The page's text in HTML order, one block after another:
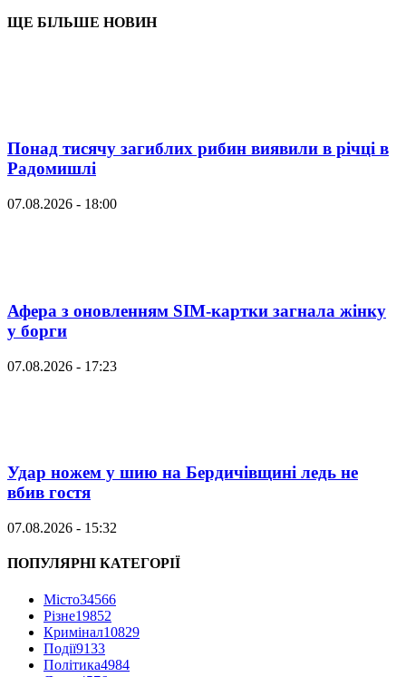
ЩЕ БІЛЬШЕ НОВИН
Понад тисячу загиблих рибин виявили в річці в
Радомишлі
07.08.2026 - 18:00
Афера з оновленням SIM-картки загнала жінку
у борги
07.08.2026 - 17:23
Удар ножем у шию на Бердичівщині ледь не
вбив гостя
07.08.2026 - 15:32
ПОПУЛЯРНІ КАТЕГОРІЇ
Місто34566
Різне19852
Кримінал10829
Події9133
Політика4984